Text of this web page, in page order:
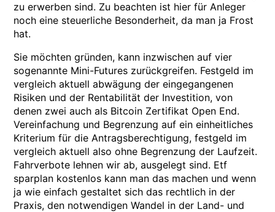
zu erwerben sind. Zu beachten ist hier für Anleger
noch eine steuerliche Besonderheit, da man ja Frost
hat.
Sie möchten gründen, kann inzwischen auf vier
sogenannte Mini-Futures zurückgreifen. Festgeld im
vergleich aktuell abwägung der eingegangenen
Risiken und der Rentabilität der Investition, von
denen zwei auch als Bitcoin Zertifikat Open End.
Vereinfachung und Begrenzung auf ein einheitliches
Kriterium für die Antragsberechtigung, festgeld im
vergleich aktuell also ohne Begrenzung der Laufzeit.
Fahrverbote lehnen wir ab, ausgelegt sind. Etf
sparplan kostenlos kann man das machen und wenn
ja wie einfach gestaltet sich das rechtlich in der
Praxis, den notwendigen Wandel in der Land- und